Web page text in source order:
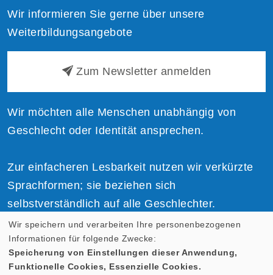
Wir informieren Sie gerne über unsere
Weiterbildungsangebote
Zum Newsletter anmelden
Wir möchten alle Menschen unabhängig von
Geschlecht oder Identität ansprechen.
Zur einfacheren Lesbarkeit nutzen wir verkürzte
Sprachformen; sie beziehen sich
selbstverständlich auf alle Geschlechter.
Cookie Einstellungen
Wir speichern und verarbeiten Ihre personenbezogenen
Informationen für folgende Zwecke:
Speicherung von Einstellungen dieser Anwendung,
Funktionelle Cookies, Essenzielle Cookies.